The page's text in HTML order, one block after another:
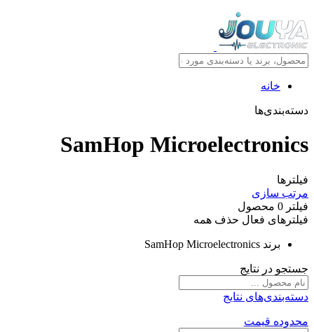
خانه
SamHop
سازی
0 محصول
فعالحذف همه
برند SamHop Microelectronics
در نتایج
نتایج
قیمت